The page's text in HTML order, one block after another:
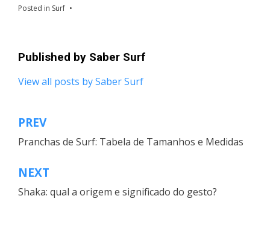
Posted in Surf
Published by Saber Surf
View all posts by Saber Surf
Navegação
de
artigos
PREV
Pranchas de Surf: Tabela de Tamanhos e Medidas
NEXT
Shaka: qual a origem e significado do gesto?